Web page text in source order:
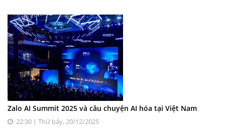
Zalo AI Summit 2025 và câu chuyện AI hóa tại Việt Nam
22:30 | Thứ bảy, 20/12/2025